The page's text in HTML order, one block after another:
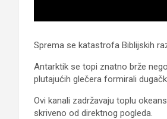
Sprema se katastrofa Biblijskih
Antarktik se topi znatno brže
plutajućih glečera formirali
Ovi kanali zadržavaju toplu
skriveno od direktnog pogleda.